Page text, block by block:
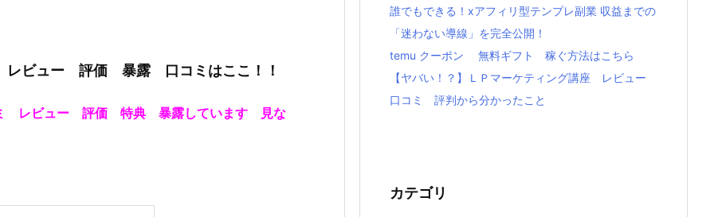
ビュー 評価 暴露 口コミはここ！！
レビュー 評価 特典 暴露しています 見な
誰でもできる！xアフィリ型テンプレ副業 収益までの
「迷わない導線」を完全公開！
temu クーポン 無料ギフト 稼ぐ方法はこちら
【ヤバい！？】ＬＰマーケティング講座 レビュー
口コミ 評判から分かったこと
カテゴリ